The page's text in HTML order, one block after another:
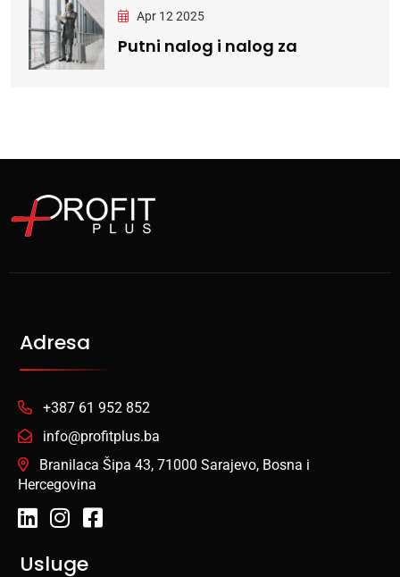
Apr 12 2025
Putni nalog i nalog za
Adresa
+387 61 952 852
info@profitplus.ba
Branilaca Šipa 43, 71000 Sarajevo, Bosna i
Hercegovina
Usluge